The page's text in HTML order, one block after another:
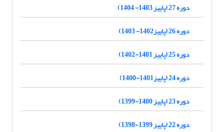
دوره 27 (پاییز 1403- 1404)
دوره 26 (پاییز1402- 1403)
دوره 25 (پاییز 1401-1402)
دوره 24 (پاییز1401-1400)
دوره 23 (پاییز 1400-1399)
دوره 22 (پاییز 1399-1398)